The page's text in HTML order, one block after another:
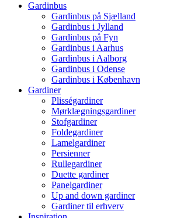
Gardinbus
Gardinbus på Sjælland
Gardinbus i Jylland
Gardinbus på Fyn
Gardinbus i Aarhus
Gardinbus i Aalborg
Gardinbus i Odense
Gardinbus i København
Gardiner
Plisségardiner
Mørklægningsgardiner
Stofgardiner
Foldegardiner
Lamelgardiner
Persienner
Rullegardiner
Duette gardiner
Panelgardiner
Up and down gardiner
Gardiner til erhverv